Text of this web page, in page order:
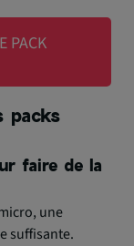
PACK
packs
faire de la
une
suffisante.